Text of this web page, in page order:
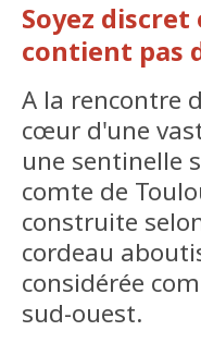
Soyez
contient pas
A la rencontre
cœur d'une
une sentinelle
comte de
construite
cordeau
considérée
sud-ouest.